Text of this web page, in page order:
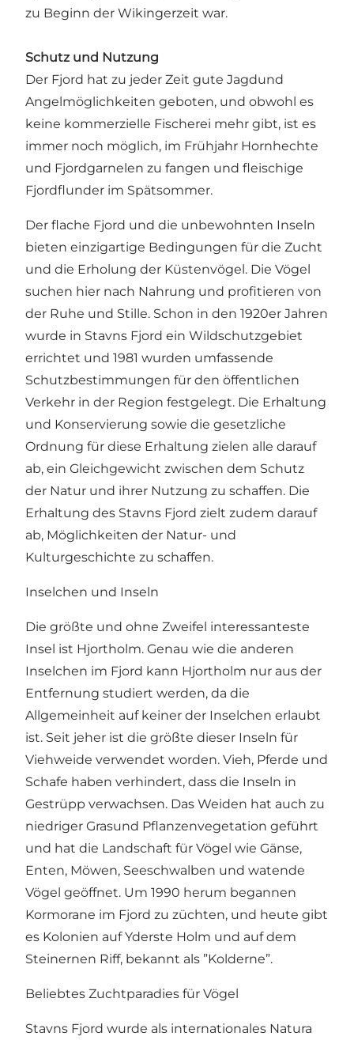
zu Beginn der Wikingerzeit war.
Schutz und Nutzung
Der Fjord hat zu jeder Zeit gute Jagdund
Angelmöglichkeiten geboten, und obwohl es
keine kommerzielle Fischerei mehr gibt, ist es
immer noch möglich, im Frühjahr Hornhechte
und Fjordgarnelen zu fangen und fleischige
Fjordflunder im Spätsommer.
Der flache Fjord und die unbewohnten Inseln
bieten einzigartige Bedingungen für die Zucht
und die Erholung der Küstenvögel. Die Vögel
suchen hier nach Nahrung und profitieren von
der Ruhe und Stille. Schon in den 1920er Jahren
wurde in Stavns Fjord ein Wildschutzgebiet
errichtet und 1981 wurden umfassende
Schutzbestimmungen für den öffentlichen
Verkehr in der Region festgelegt. Die Erhaltung
und Konservierung sowie die gesetzliche
Ordnung für diese Erhaltung zielen alle darauf
ab, ein Gleichgewicht zwischen dem Schutz
der Natur und ihrer Nutzung zu schaffen. Die
Erhaltung des Stavns Fjord zielt zudem darauf
ab, Möglichkeiten der Natur- und
Kulturgeschichte zu schaffen.
Inselchen und Inseln
Die größte und ohne Zweifel interessanteste
Insel ist Hjortholm. Genau wie die anderen
Inselchen im Fjord kann Hjortholm nur aus der
Entfernung studiert werden, da die
Allgemeinheit auf keiner der Inselchen erlaubt
ist. Seit jeher ist die größte dieser Inseln für
Viehweide verwendet worden. Vieh, Pferde und
Schafe haben verhindert, dass die Inseln in
Gestrüpp verwachsen. Das Weiden hat auch zu
niedriger Grasund Pflanzenvegetation geführt
und hat die Landschaft für Vögel wie Gänse,
Enten, Möwen, Seeschwalben und watende
Vögel geöffnet. Um 1990 herum begannen
Kormorane im Fjord zu züchten, und heute gibt
es Kolonien auf Yderste Holm und auf dem
Steinernen Riff, bekannt als ”Kolderne”.
Beliebtes Zuchtparadies für Vögel
Stavns Fjord wurde als internationales Natura